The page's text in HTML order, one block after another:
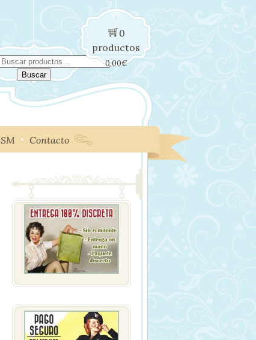
Buscar
Buscar
0
productos
0,00€
Contacto